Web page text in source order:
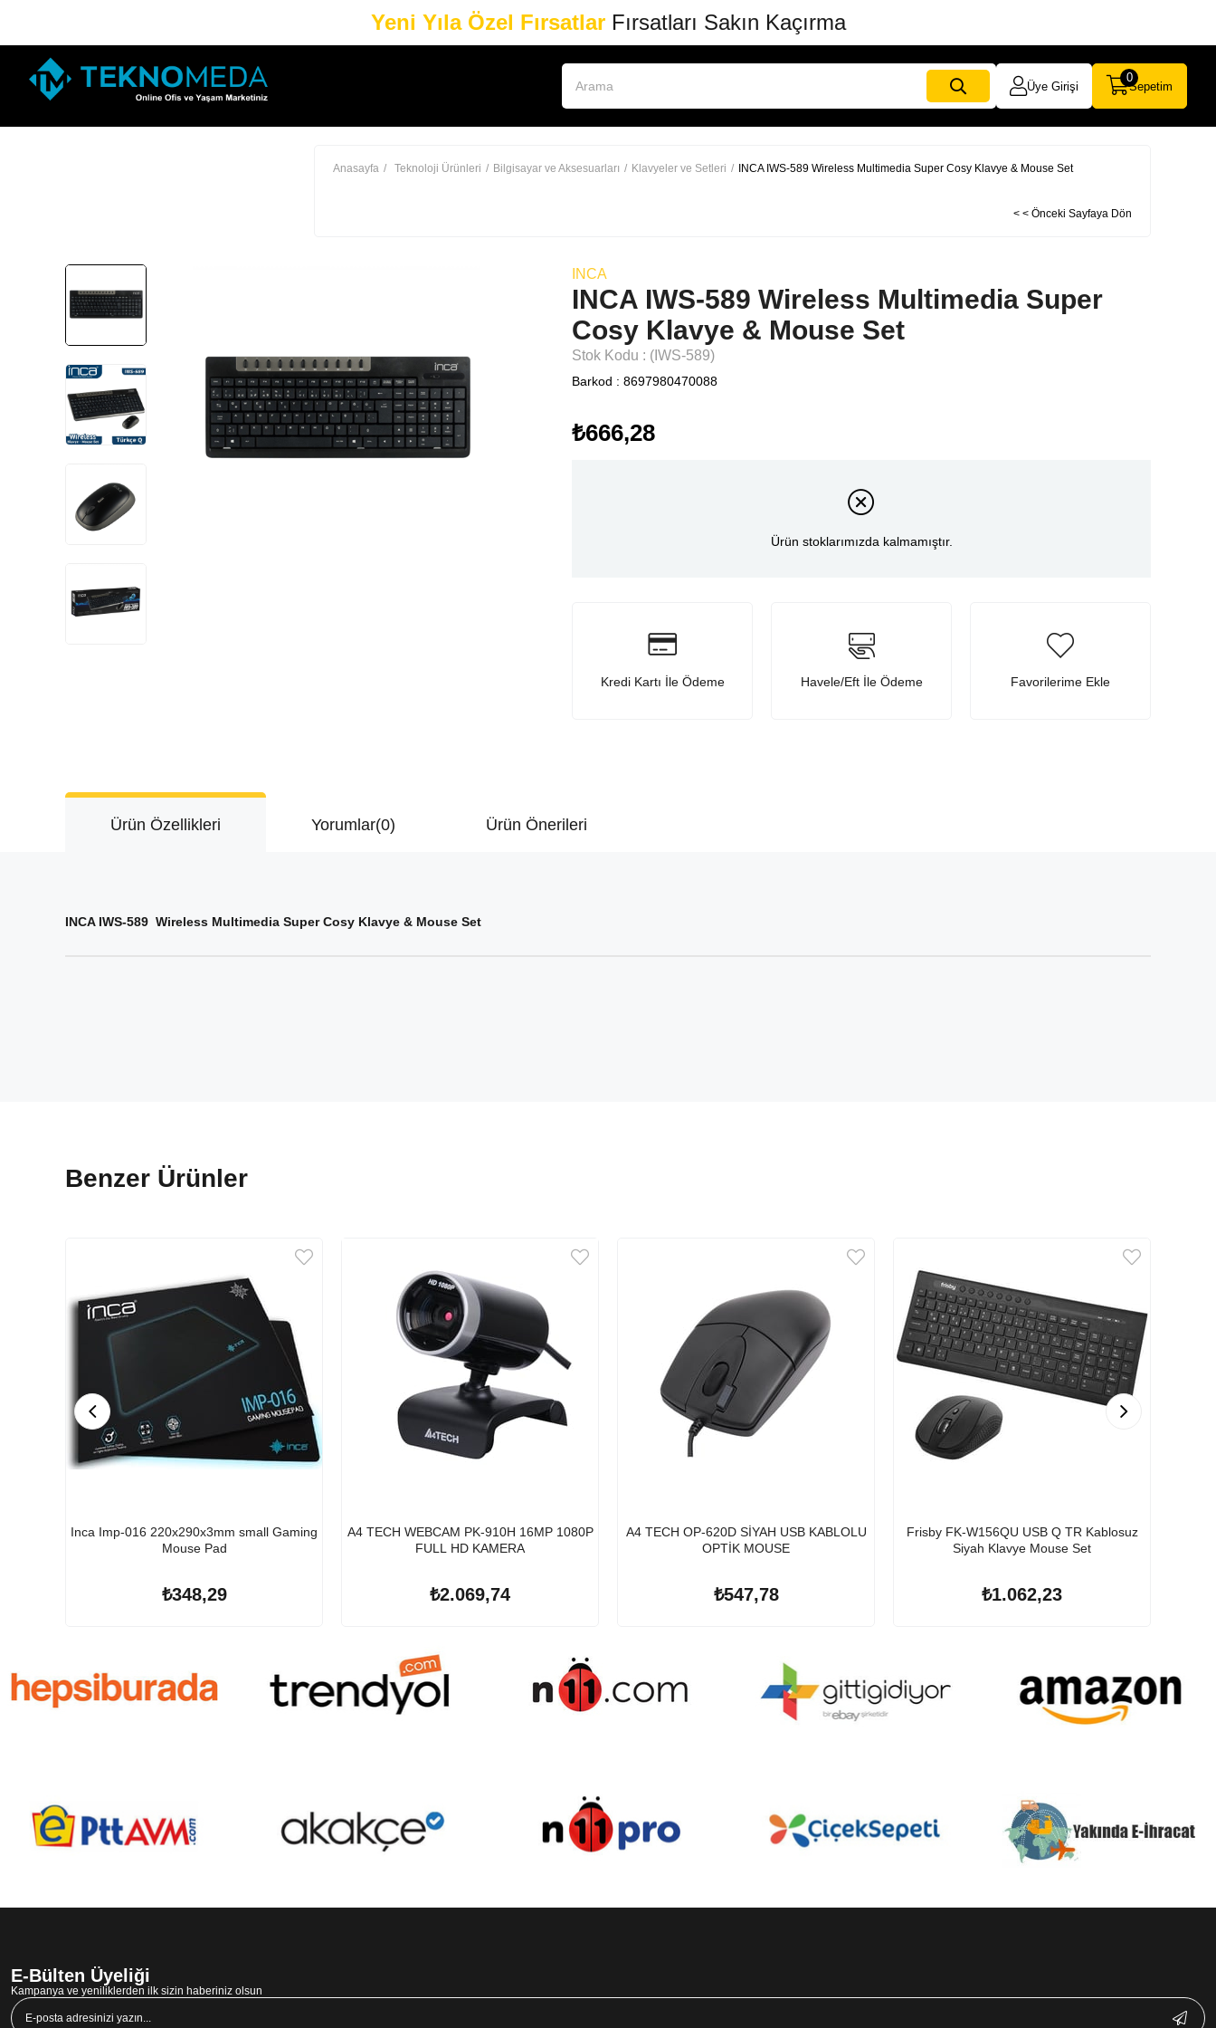
Yeni Yıla Özel FırsatlarFırsatları Sakın Kaçırma
Üye Girişi Sepetim
0
Anasayfa Teknoloji Ürünleri Bilgisayar ve Aksesuarları Klavyeler ve Setleri INCA IWS-589 Wireless Multimedia Super Cosy Klavye & Mouse Set
< < Önceki Sayfaya Dön
INCA
INCA IWS-589 Wireless Multimedia Super
Cosy Klavye & Mouse Set
Stok Kodu (IWS-589)
Barkod : 8697980470088
₺666,28
Ürün stoklarımızda kalmamıştır.
Kredi Kartı İle Ödeme Havele/Eft İle Ödeme Favorilerime Ekle
Ürün Özellikleri Yorumlar(0) Ürün Önerileri
INCA IWS-589 Wireless Multimedia Super Cosy Klavye & Mouse Set
Benzer Ürünler
Inca Imp-016 220x290x3mm small Gaming
Mouse Pad
₺348,29
A4 TECH WEBCAM PK-910H 16MP 1080P
FULL HD KAMERA
₺2.069,74
A4 TECH OP-620D SİYAH USB KABLOLU
OPTİK MOUSE
₺547,78
Frisby FK-W156QU USB Q TR Kablosuz
Siyah Klavye Mouse Set
₺1.062,23
E-Bülten Üyeliği
Kampanya ve yeniliklerden ilk sizin haberiniz olsun